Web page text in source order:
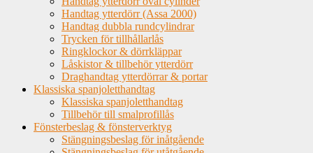
Handtag ytterdörr (Assa 2000)
Handtag dubbla rundcylindrar
Trycken för tillhållarlås
Ringklockor & dörrkläppar
Låskistor & tillbehör ytterdörr
Draghandtag ytterdörrar & portar
Klassiska spanjoletthandtag
Klassiska spanjoletthandtag
Tillbehör till smalprofillås
Fönsterbeslag & fönsterverktyg
Stängningsbeslag för inåtgående